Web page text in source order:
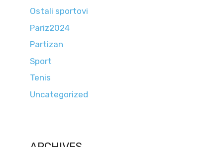
Ostali sportovi
Pariz2024
Partizan
Sport
Tenis
Uncategorized